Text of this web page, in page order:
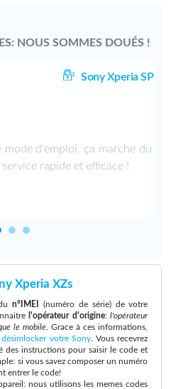
NOUS SOMMES DOUÉS !
Sony Xperia SP
mode d'emploi, ça marche du
rapide et efficace !
Xperia XZs
n°IMEI
(numéro de série) de votre
l'opérateur d'origine:l'opérateur
le mobile. Grace à ces informations,
désimlocker votre Sony. Vous recevrez
des instructions pour saisir le code et
si vous savez composer un numéro
entrer le code!
nous utilisons les memes codes